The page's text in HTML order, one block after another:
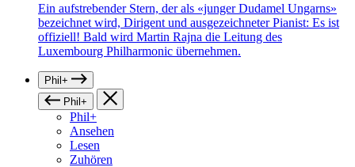
Ein aufstrebender Stern, der als «junger Dudamel Ungarns»
bezeichnet wird, Dirigent und ausgezeichneter Pianist: Es ist
offiziell! Bald wird Martin Rajna die Leitung des
Luxembourg Philharmonic übernehmen.
Phil+
Phil+
Phil+
Ansehen
Lesen
Zuhören